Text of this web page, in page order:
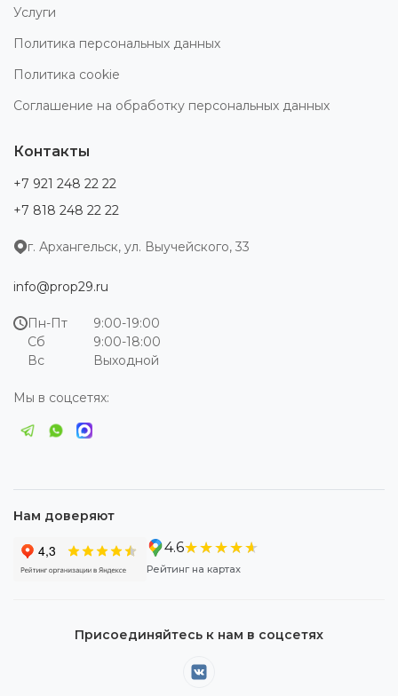
Услуги
Политика персональных данных
Политика cookie
Соглашение на обработку персональных данных
Контакты
+7 921 248 22 22
+7 818 248 22 22
г. Архангельск, ул. Выучейского, 33
info@prop29.ru
Пн-Пт
9:00-19:00
Сб
9:00-18:00
Вс
Выходной
Мы в соцсетях:
Нам доверяют
4.6★★★★★
★★★★★
Рейтинг на картах
Присоединяйтесь к нам в соцсетях